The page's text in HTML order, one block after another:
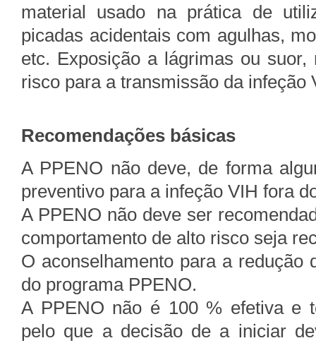
material usado na prática de
picadas acidentais com agulhas,
etc. Exposição a lágrimas ou
risco para a transmissão da infeção
Recomendações básicas
A PPENO não deve, de forma
preventivo para a infeção VIH fora
A PPENO não deve ser
comportamento de alto risco seja
O aconselhamento para a
do programa PPENO.
A PPENO não é 100 % efetiva e
pelo que a decisão de a iniciar